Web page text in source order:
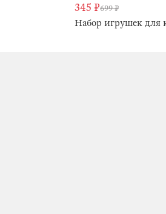
345 ₽699 ₽
Набор игрушек для